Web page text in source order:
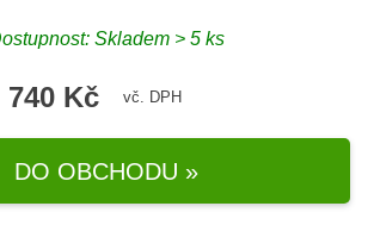
Skladem > 5 ks
740 Kč vč. DPH
DO OBCHODU »